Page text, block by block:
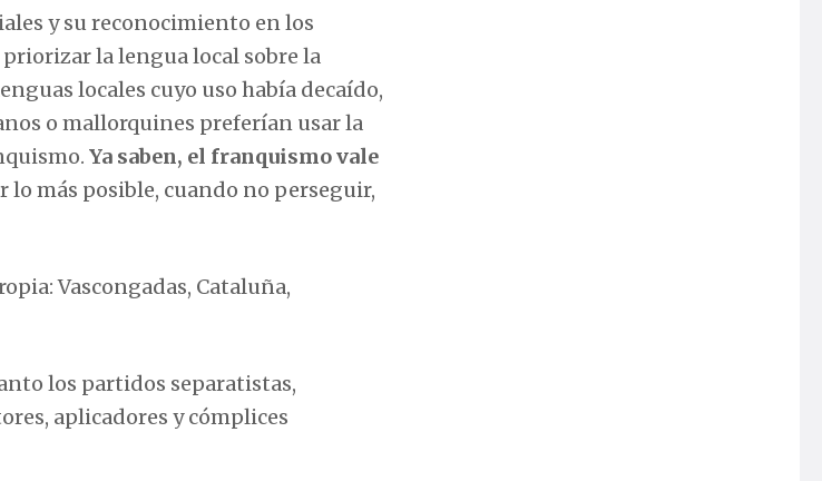
y su reconocimiento en los
la lengua local sobre la
locales cuyo uso había decaído,
o mallorquines preferían usar la
Ya saben, el franquismo vale
más posible, cuando no perseguir,
Vascongadas, Cataluña,
los partidos separatistas,
aplicadores y cómplices